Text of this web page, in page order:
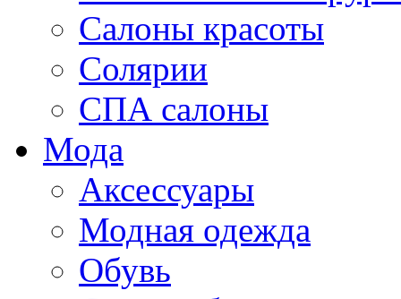
Салоны красоты
Солярии
СПА салоны
Мода
Аксессуары
Модная одежда
Обувь